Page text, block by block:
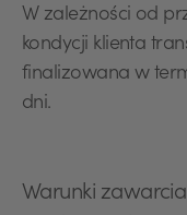
W zależności od
kondycji klienta
finalizowana w
dni.
Warunki